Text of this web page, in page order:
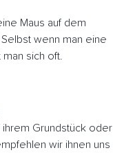
Maus auf dem
wenn man eine
sich oft.
Grundstück oder
wir ihnen uns